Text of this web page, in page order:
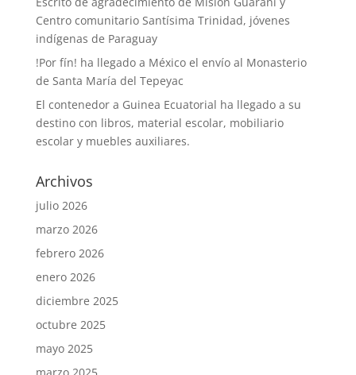
Centro comunitario Santísima Trinidad, jóvenes
indígenas de Paraguay
!Por fín! ha llegado a México el envío al Monasterio
de Santa María del Tepeyac
El contenedor a Guinea Ecuatorial ha llegado a su
destino con libros, material escolar, mobiliario
escolar y muebles auxiliares.
Archivos
julio 2026
marzo 2026
febrero 2026
enero 2026
diciembre 2025
octubre 2025
mayo 2025